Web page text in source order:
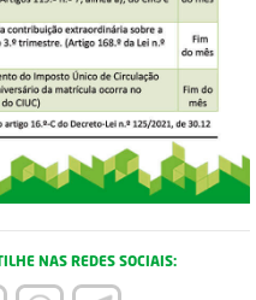
NAS REDES SOCIAIS: